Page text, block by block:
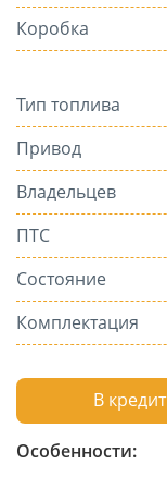
Коробка
Тип топлива
Привод
Владельцев
ПТС
Состояние
Комплектация
В кредит
Особенности: